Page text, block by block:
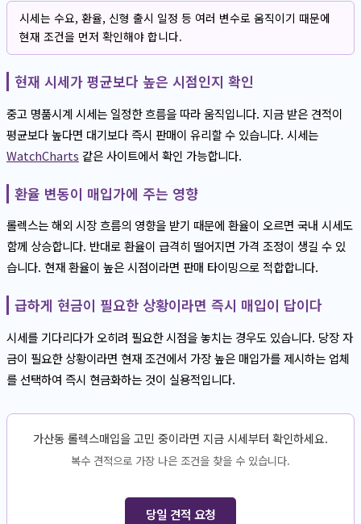
시세는 수요, 환율, 신형 출시 일정 등 여러 변수로 움직이기 때문에
현재 조건을 먼저 확인해야 합니다.
현재 시세가 평균보다 높은 시점인지 확인
중고 명품시계 시세는 일정한 흐름을 따라 움직입니다. 지금 받은 견적이
평균보다 높다면 대기보다 즉시 판매이 유리할 수 있습니다. 시세는
WatchCharts 같은 사이트에서 확인 가능합니다.
환율 변동이 매입가에 주는 영향
롤렉스는 해외 시장 흐름의 영향을 받기 때문에 환율이 오르면 국내 시세도
함께 상승합니다. 반대로 환율이 급격히 떨어지면 가격 조정이 생길 수 있
습니다. 현재 환율이 높은 시점이라면 판매 타이밍으로 적합합니다.
급하게 현금이 필요한 상황이라면 즉시 매입이 답이다
시세를 기다리다가 오히려 필요한 시점을 놓치는 경우도 있습니다. 당장 자
금이 필요한 상황이라면 현재 조건에서 가장 높은 매입가를 제시하는 업체
를 선택하여 즉시 현금화하는 것이 실용적입니다.
가산동 롤렉스매입을 고민 중이라면 지금 시세부터 확인하세요.
복수 견적으로 가장 나은 조건을 찾을 수 있습니다.
당일 견적 요청